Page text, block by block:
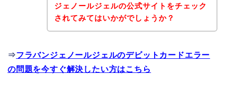
ジェノールジェルの公式サイトをチェック
されてみてはいかがでしょうか？
⇒フラバンジェノールジェルのデビットカードエラー
の問題を今すぐ解決したい方はこちら